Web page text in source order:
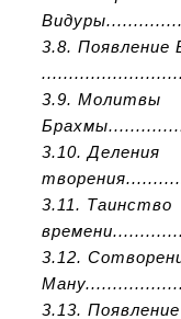
3.8. Появление
3.9. Молитвы
3.10. Деления
3.11. Таинство
3.12.
3.13.